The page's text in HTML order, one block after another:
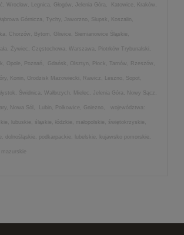
Wrocław, Legnica, Głogów, Jelenia Góra, Katowice, Kraków,
Górnicza, Tychy, Jaworzno, Słupsk, Koszalin,
Chorzów, Bytom, Gliwice, Siemianowice Śląskie,
Żywiec, Częstochowa, Warszawa, Piotrków Trybunalski,
Opole, Poznań, Gdańsk, Olsztyn, Płock, Tarnów, Rzeszów,
Konin, Grodzisk Mazowiecki, Rawicz, Leszno, Sopot,
Świdnica, Wałbrzych, Mielec, Jelenia Góra, Nowy Sącz,
Nowa Sól, Lubin, Polkowice, Gniezno, województwa:
lubuskie, śląskie, łódzkie, małopolskie, świętokrzyskie,
dolnośląskie, podkarpackie, lubelskie, kujawsko pomorskie,